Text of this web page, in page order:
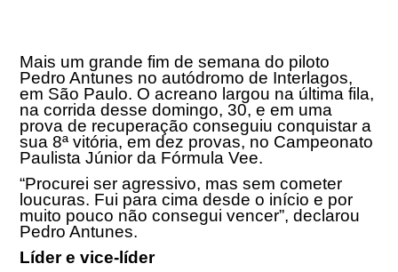
Mais um grande fim de semana do piloto
Pedro Antunes no autódromo de Interlagos,
em São Paulo. O acreano largou na última fila,
na corrida desse domingo, 30, e em uma
prova de recuperação conseguiu conquistar a
sua 8ª vitória, em dez provas, no Campeonato
Paulista Júnior da Fórmula Vee.
“Procurei ser agressivo, mas sem cometer
loucuras. Fui para cima desde o início e por
muito pouco não consegui vencer”, declarou
Pedro Antunes.
Líder e vice-líder